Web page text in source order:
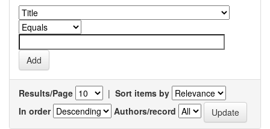
Results/Page | Sort items by
In order
Authors/record